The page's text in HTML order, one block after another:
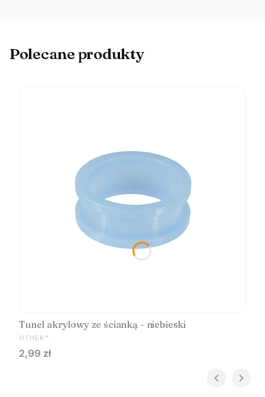
Polecane produkty
Tunel akrylowy ze ścianką - niebieski
PRODUCENT
OTHER™
Cena
2,99 zł